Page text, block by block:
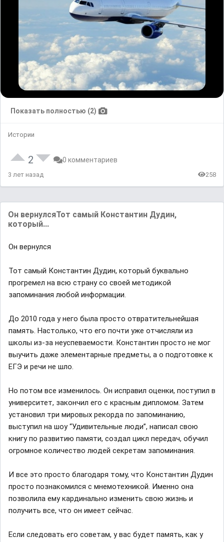
Показать полностью (2)
Истории
2 0 комментариев
3 лет назад 258
Он вернулсяТот самый Константин Дудин,
который...
Он вернулся
Тот самый Константин Дудин, который буквально
прогремел на всю страну со своей методикой
запоминания любой информации.
До 2010 года у него была просто отвратительнейшая
память. Настолько, что его почти уже отчисляли из
школы из-за неуспеваемости. Константин просто не мог
выучить даже элементарные предметы, а о подготовке к
ЕГЭ и речи не шло.
Но потом все изменилось. Он исправил оценки, поступил в
университет, закончил его с красным дипломом. Затем
установил три мировых рекорда по запоминанию,
выступил на шоу “Удивительные люди”, написал свою
книгу по развитию памяти, создал цикл передач, обучил
огромное количество людей секретам запоминания.
И все это просто благодаря тому, что Константин Дудин
просто познакомился с мнемотехникой. Именно она
позволила ему кардинально изменить свою жизнь и
получить все, что он имеет сейчас.
Если следовать его советам, у вас будет память, как у